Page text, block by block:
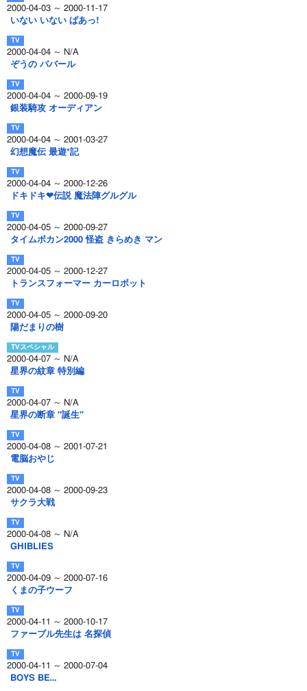
2000-04-03 ～ 2000-11-17
いない いない ばあっ!
2000-04-04 ～ N/A
ぞうの ババール
2000-04-04 ～ 2000-09-19
銀装騎攻 オーディアン
2000-04-04 ～ 2001-03-27
幻想魔伝 最遊*記
2000-04-04 ～ 2000-12-26
ドキドキ❤伝説 魔法陣グルグル
2000-04-05 ～ 2000-09-27
タイムボカン2000 怪盗 きらめき マン
2000-04-05 ～ 2000-12-27
トランスフォーマー カーロボット
2000-04-05 ～ 2000-09-20
陽だまりの樹
2000-04-07 ～ N/A
星界の紋章 特別編
2000-04-07 ～ N/A
星界の断章 "誕生"
2000-04-08 ～ 2001-07-21
電脳おやじ
2000-04-08 ～ 2000-09-23
サクラ大戦
2000-04-08 ～ N/A
GHIBLIES
2000-04-09 ～ 2000-07-16
くまの子ウーフ
2000-04-11 ～ 2000-10-17
ファーブル先生は 名探偵
2000-04-11 ～ 2000-07-04
BOYS BE…